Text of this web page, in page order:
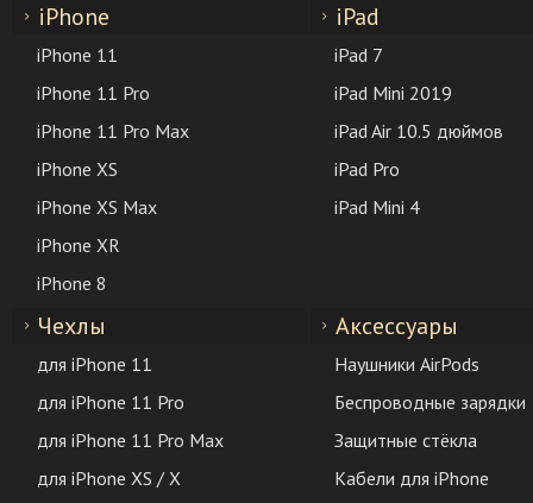
iPhone
iPhone 11
iPhone 11 Pro
iPhone 11 Pro Max
iPhone XS
iPhone XS Max
iPhone XR
iPhone 8
iPad
iPad 7
iPad Mini 2019
iPad Air 10.5 дюймов
iPad Pro
iPad Mini 4
Чехлы
для iPhone 11
для iPhone 11 Pro
для iPhone 11 Pro Max
для iPhone XS / X
Аксессуары
Наушники AirPods
Беспроводные зарядки
Защитные стёкла
Кабели для iPhone